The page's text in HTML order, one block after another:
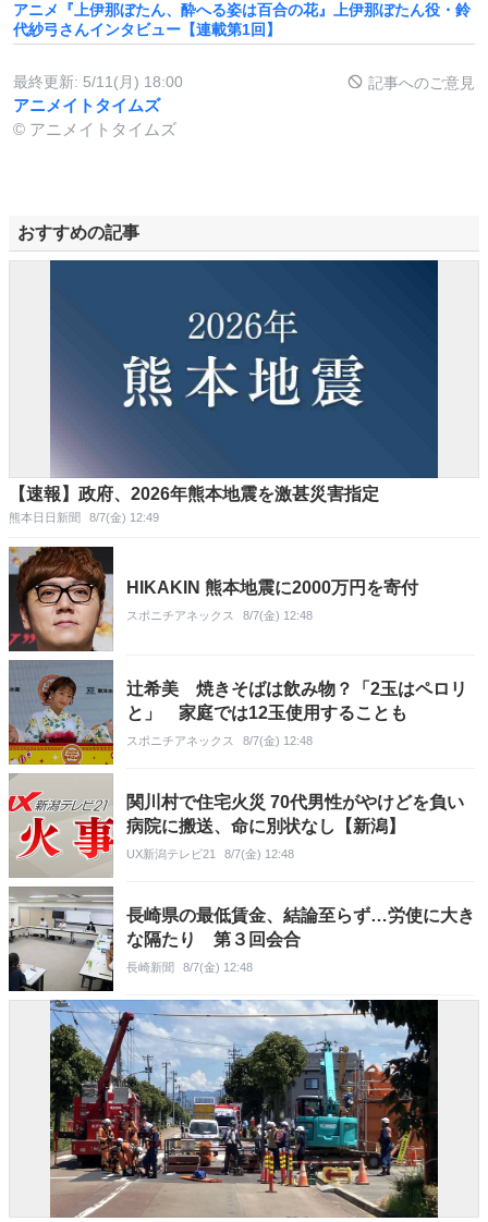
アニメ『上伊那ぼたん、酔へる姿は百合の花』上伊那ぼたん役・鈴
代紗弓さんインタビュー【連載第1回】
最終更新: 5/11(月) 18:00 記事へのご意見
アニメイトタイムズ
© アニメイトタイムズ
おすすめの記事
【速報】政府、2026年熊本地震を激甚災害指定
熊本日日新聞 8/7(金) 12:49
HIKAKIN 熊本地震に2000万円を寄付
スポニチアネックス 8/7(金) 12:48
辻希美 焼きそばは飲み物？「2玉はペロリ
と」 家庭では12玉使用することも
スポニチアネックス 8/7(金) 12:48
関川村で住宅火災 70代男性がやけどを負い
病院に搬送、命に別状なし【新潟】
UX新潟テレビ21 8/7(金) 12:48
長崎県の最低賃金、結論至らず…労使に大き
な隔たり 第３回会合
長崎新聞 8/7(金) 12:48